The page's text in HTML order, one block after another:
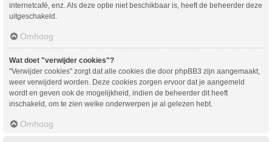
internetcafé, enz. Als deze optie niet beschikbaar is, heeft de beheerder deze
uitgeschakeld.
Omhoog
Wat doet "verwijder cookies"?
"Verwijder cookies" zorgt dat alle cookies die door phpBB3 zijn aangemaakt,
weer verwijderd worden. Deze cookies zorgen ervoor dat je aangemeld
wordt en geven ook de mogelijkheid, indien de beheerder dit heeft
inschakeld, om te zien welke onderwerpen je al gelezen hebt.
Omhoog